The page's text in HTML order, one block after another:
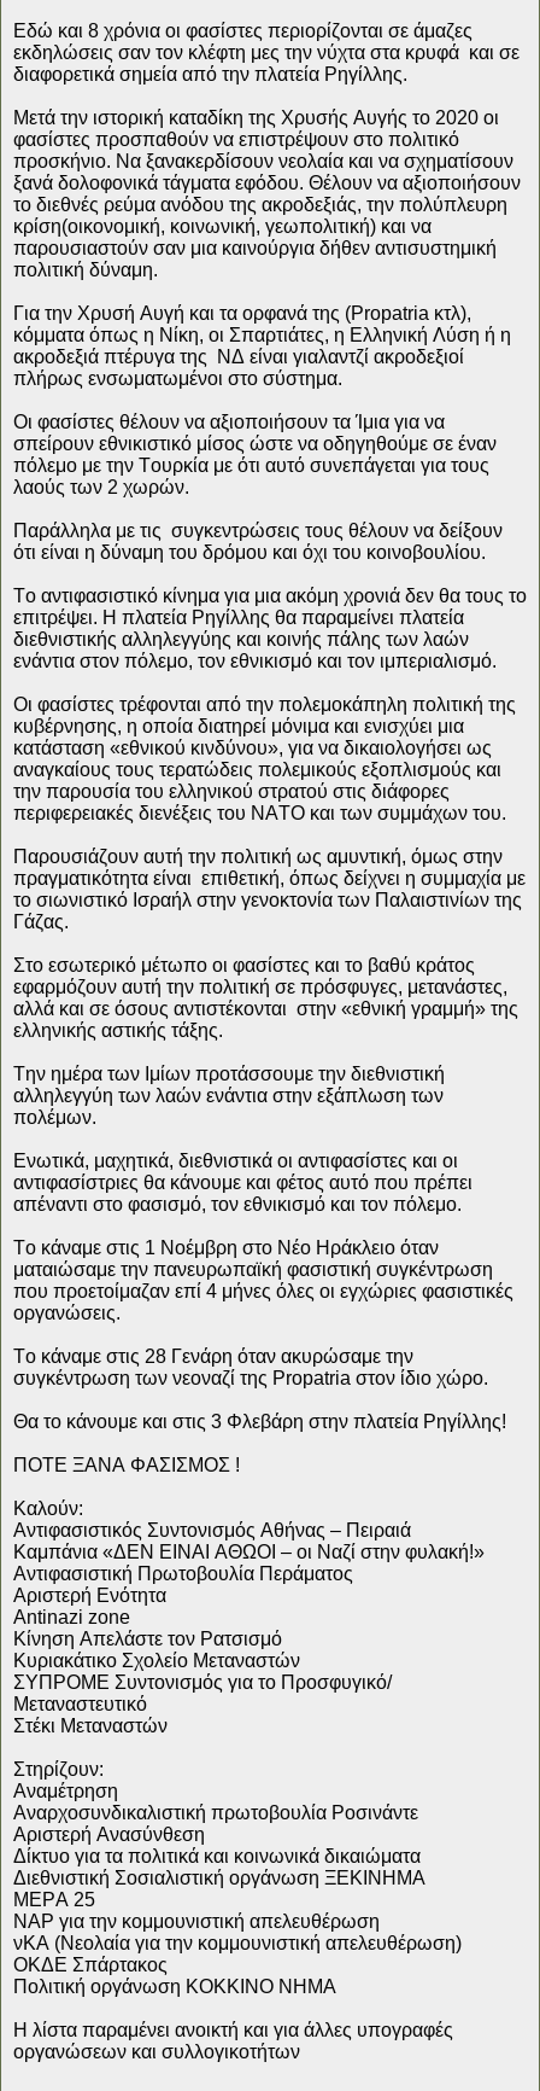
Εδώ και 8 χρόνια οι φασίστες περιορίζονται σε άμαζες
εκδηλώσεις σαν τον κλέφτη μες την νύχτα στα κρυφά και σε
διαφορετικά σημεία από την πλατεία Ρηγίλλης.
Μετά την ιστορική καταδίκη της Χρυσής Αυγής το 2020 οι
φασίστες προσπαθούν να επιστρέψουν στο πολιτικό
προσκήνιο. Να ξανακερδίσουν νεολαία και να σχηματίσουν
ξανά δολοφονικά τάγματα εφόδου. Θέλουν να αξιοποιήσουν
το διεθνές ρεύμα ανόδου της ακροδεξιάς, την πολύπλευρη
κρίση(οικονομική, κοινωνική, γεωπολιτική) και να
παρουσιαστούν σαν μια καινούργια δήθεν αντισυστημική
πολιτική δύναμη.
Για την Χρυσή Αυγή και τα ορφανά της (Propatria κτλ),
κόμματα όπως η Νίκη, οι Σπαρτιάτες, η Ελληνική Λύση ή η
ακροδεξιά πτέρυγα της
ΝΔ είναι γιαλαντζί ακροδεξιοί
πλήρως ενσωματωμένοι στο σύστημα.
Οι φασίστες θέλουν να αξιοποιήσουν τα Ίμια για να
σπείρουν εθνικιστικό μίσος ώστε να οδηγηθούμε σε έναν
πόλεμο με την Τουρκία με ότι αυτό συνεπάγεται για τους
λαούς των 2 χωρών.
Παράλληλα με τις συγκεντρώσεις τους θέλουν να δείξουν
ότι είναι η δύναμη του δρόμου και όχι του κοινοβουλίου.
Το αντιφασιστικό κίνημα για μια ακόμη χρονιά δεν θα τους το
επιτρέψει. Η πλατεία Ρηγίλλης θα παραμείνει πλατεία
διεθνιστικής αλληλεγγύης και κοινής πάλης των λαών
ενάντια στον πόλεμο, τον εθνικισμό και τον ιμπεριαλισμό.
Οι φασίστες τρέφονται από την πολεμοκάπηλη πολιτική της
κυβέρνησης, η οποία διατηρεί μόνιμα και ενισχύει μια
κατάσταση «εθνικού κινδύνου», για να δικαιολογήσει ως
αναγκαίους τους τερατώδεις πολεμικούς εξοπλισμούς και
την παρουσία του ελληνικού στρατού στις διάφορες
περιφερειακές διενέξεις του ΝΑΤΟ και των συμμάχων του.
Παρουσιάζουν αυτή την πολιτική ως αμυντική, όμως στην
πραγματικότητα είναι επιθετική, όπως δείχνει η συμμαχία με
το σιωνιστικό Ισραήλ στην γενοκτονία των Παλαιστινίων της
Γάζας.
Στο εσωτερικό μέτωπο οι φασίστες και το βαθύ κράτος
εφαρμόζουν αυτή την πολιτική σε πρόσφυγες, μετανάστες,
αλλά και σε όσους αντιστέκονται στην «εθνική γραμμή» της
ελληνικής αστικής τάξης.
Την ημέρα των Ιμίων προτάσσουμε την διεθνιστική
αλληλεγγύη των λαών ενάντια στην εξάπλωση των
πολέμων.
Ενωτικά, μαχητικά, διεθνιστικά οι αντιφασίστες και οι
αντιφασίστριες θα κάνουμε και φέτος αυτό που πρέπει
απέναντι στο φασισμό, τον εθνικισμό και τον πόλεμο.
Το κάναμε στις 1 Νοέμβρη στο Νέο Ηράκλειο όταν
ματαιώσαμε την πανευρωπαϊκή φασιστική συγκέντρωση
που προετοίμαζαν επί 4 μήνες όλες οι εγχώριες φασιστικές
οργανώσεις.
Το κάναμε στις 28 Γενάρη όταν ακυρώσαμε την
συγκέντρωση των νεοναζί της Propatria στον ίδιο χώρο.
Θα το κάνουμε και στις 3 Φλεβάρη στην πλατεία Ρηγίλλης!
ΠΟΤΕ ΞΑΝΑ ΦΑΣΙΣΜΟΣ !
Καλούν:
Αντιφασιστικός Συντονισμός Αθήνας – Πειραιά
Καμπάνια «ΔΕΝ ΕΙΝΑΙ ΑΘΩΟΙ – οι Ναζί στην φυλακή!»
Αντιφασιστική Πρωτοβουλία Περάματος
Αριστερή Ενότητα
Antinazi zone
Κίνηση Απελάστε τον Ρατσισμό
Κυριακάτικο Σχολείο Μεταναστών
ΣΥΠΡΟΜΕ Συντονισμός για το Προσφυγικό/
Μεταναστευτικό
Στέκι Μεταναστών
Στηρίζουν:
Αναμέτρηση
Αναρχοσυνδικαλιστική πρωτοβουλία Ροσινάντε
Αριστερή Ανασύνθεση
Δίκτυο για τα πολιτικά και κοινωνικά δικαιώματα
Διεθνιστική Σοσιαλιστική οργάνωση ΞΕΚΙΝΗΜΑ
ΜΕΡΑ 25
ΝΑΡ για την κομμουνιστική απελευθέρωση
νΚΑ (Νεολαία για την κομμουνιστική απελευθέρωση)
ΟΚΔΕ Σπάρτακος
Πολιτική οργάνωση ΚΟΚΚΙΝΟ ΝΗΜΑ
Η λίστα παραμένει ανοικτή και για άλλες υπογραφές
οργανώσεων και συλλογικοτήτων